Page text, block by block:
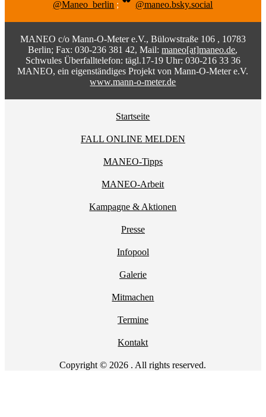
@Maneo_berlin ; @maneo.bsky.social
MANEO c/o Mann-O-Meter e.V., Bülowstraße 106 , 10783
Berlin; Fax: 030-236 381 42, Mail:maneo[at]maneo.de,
Schwules Überfalltelefon: tägl.17-19 Uhr: 030-216 33 36
MANEO, ein eigenständiges Projekt von Mann-O-Meter e.V.
www.mann-o-meter.de
Startseite
FALL ONLINE MELDEN
MANEO-Tipps
MANEO-Arbeit
Kampagne & Aktionen
Presse
Infopool
Galerie
Mitmachen
Termine
Kontakt
Copyright © 2026 . All rights reserved.